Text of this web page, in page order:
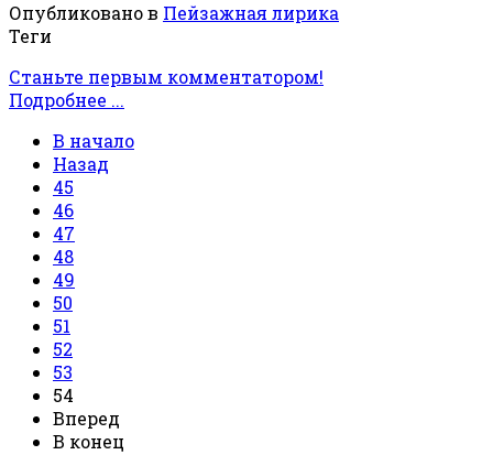
Опубликовано в Пейзажная лирика
Теги
Станьте первым комментатором!
Подробнее ...
В начало
Назад
45
46
47
48
49
50
51
52
53
54
Вперед
В конец